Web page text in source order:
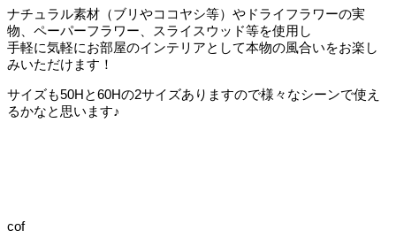
ナチュラル素材（ブリやココヤシ等）やドライフラワーの実
物、ペーパーフラワー、スライスウッド等を使用し
手軽に気軽にお部屋のインテリアとして本物の風合いをお楽し
みいただけます！
サイズも50Hと60Hの2サイズありますので様々なシーンで使え
るかなと思います♪
cof